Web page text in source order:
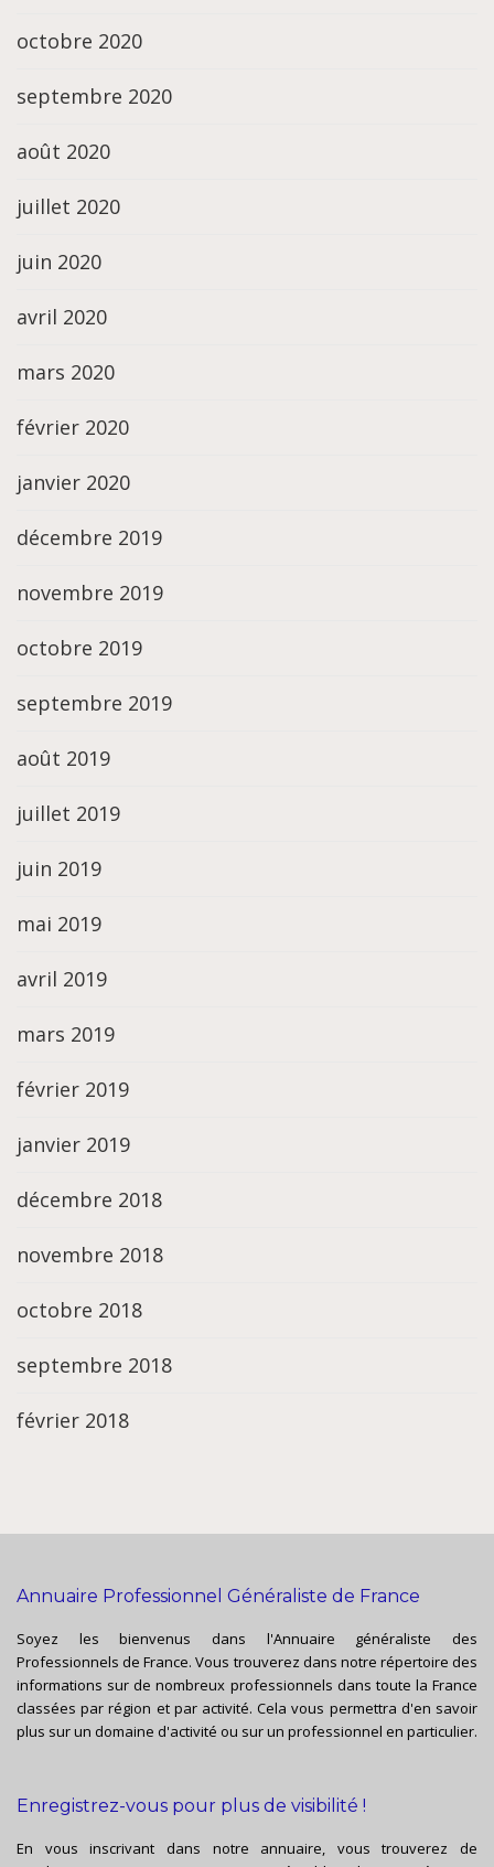
octobre 2020
septembre 2020
août 2020
juillet 2020
juin 2020
avril 2020
mars 2020
février 2020
janvier 2020
décembre 2019
novembre 2019
octobre 2019
septembre 2019
août 2019
juillet 2019
juin 2019
mai 2019
avril 2019
mars 2019
février 2019
janvier 2019
décembre 2018
novembre 2018
octobre 2018
septembre 2018
février 2018
Annuaire Professionnel Généraliste de France
Soyez les bienvenus dans l'Annuaire généraliste des
Professionnels de France. Vous trouverez dans notre répertoire des
informations sur de nombreux professionnels dans toute la France
classées par région et par activité. Cela vous permettra d'en savoir
plus sur un domaine d'activité ou sur un professionnel en particulier.
Enregistrez-vous pour plus de visibilité !
En vous inscrivant dans notre annuaire, vous trouverez de